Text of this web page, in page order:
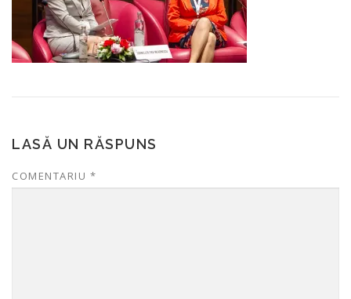
LASĂ UN RĂSPUNS
COMENTARIU *